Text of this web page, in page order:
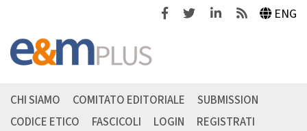
FacebookTwitterLinkedinFeeds ENG
CHI SIAMO COMITATO EDITORIALE
SUBMISSION
CODICE ETICO
FASCICOLI LOGIN REGISTRATI